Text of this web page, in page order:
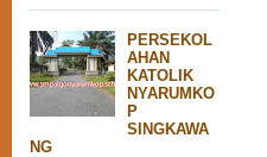
PERSEKOL
AHAN
KATOLIK
NYARUMKO
P
SINGKAWA
NG